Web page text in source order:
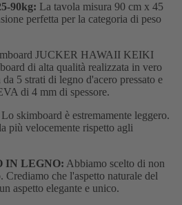
90kg: La tavola misura 90 cm x 45
perfetta per la categoria di peso
JUCKER HAWAII KEIKI
di alta qualità realizzata in vero
5 strati di legno d'acero pressato e
di 4 mm di spessore.
Lo skimboard è estremamente leggero.
più velocemente rispetto agli
IN LEGNO: Abbiamo scelto di non
Crediamo che l'aspetto naturale del
aspetto elegante e unico.